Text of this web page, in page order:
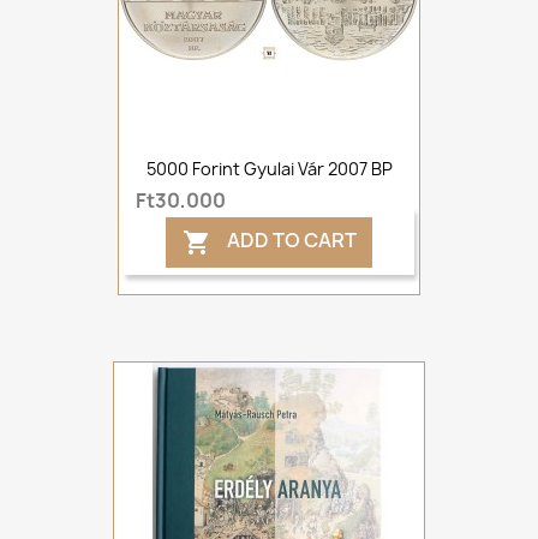
5000 Forint Gyulai Vár 2007 BP
Ft30,000
 ADD TO CART